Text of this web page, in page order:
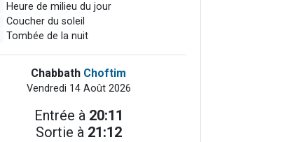
Heure de milieu du jour
Coucher du soleil
Tombée de la nuit
Chabbath Choftim
Vendredi 14 Août 2026
Entrée à 20:11
Sortie à 21:12